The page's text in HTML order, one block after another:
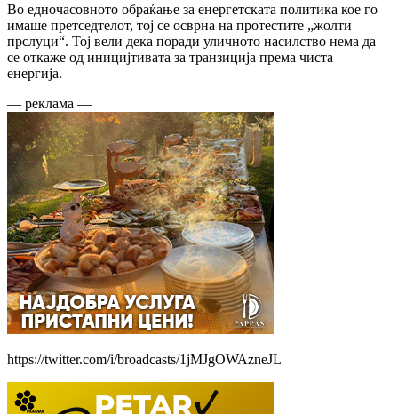
Во едночасовното обраќање за енергетската политика кое го
имаше претседтелот, тој се осврна на протестите „жолти
прслуци“. Тој вели дека поради уличното насилство нема да
се откаже од иницијтивата за транзиција према чиста
енергија.
— реклама —
https://twitter.com/i/broadcasts/1jMJgOWAzneJL